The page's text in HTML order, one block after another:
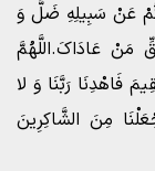
عَنْ سَبِیلِهِ ضَلَّ وَ
مَنْ عَادَاکَ.اللَّهُمَّ
فَاهْدِنَا رَبَّنَا وَ لا
مِنَ الشَّاکِرِینَ